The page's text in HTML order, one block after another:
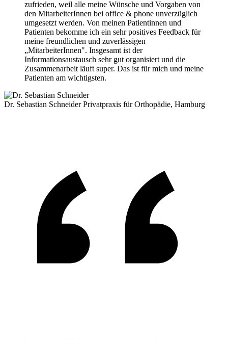
zufrieden, weil alle meine Wünsche und Vorgaben von
den MitarbeiterInnen bei office & phone unverzüglich
umgesetzt werden. Von meinen Patientinnen und
Patienten bekomme ich ein sehr positives Feedback für
meine freundlichen und zuverlässigen
„MitarbeiterInnen". Insgesamt ist der
Informationsaustausch sehr gut organisiert und die
Zusammenarbeit läuft super. Das ist für mich und meine
Patienten am wichtigsten.
Dr. Sebastian Schneider Privatpraxis für Orthopädie, Hamburg